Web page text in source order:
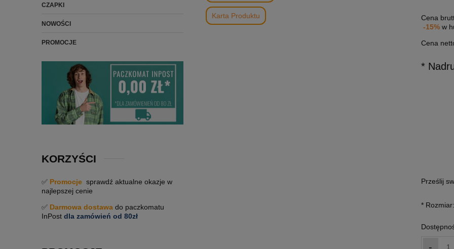
CZAPKI
NOWOŚCI
PROMOCJE
KORZYŚCI
✅ Promocje sprawdź aktualne okazje w
najlepszej cenie
✅ Darmowa dostawa do paczkomatu
InPost dla zamówień od 80zł
Karta Produktu Cena
-15%w
Cena
*
Prześlij
* Rozmiar: